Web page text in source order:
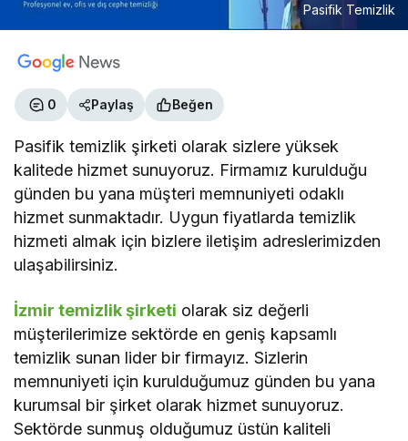
Pasifik Temizlik
0 Paylaş Beğen
Pasifik temizlik şirketi olarak sizlere yüksek
kalitede hizmet sunuyoruz. Firmamız kurulduğu
günden bu yana müşteri memnuniyeti odaklı
hizmet sunmaktadır. Uygun fiyatlarda temizlik
hizmeti almak için bizlere iletişim adreslerimizden
ulaşabilirsiniz.
İzmir temizlik şirketi olarak siz değerli
müşterilerimize sektörde en geniş kapsamlı
temizlik sunan lider bir firmayız. Sizlerin
memnuniyeti için kurulduğumuz günden bu yana
kurumsal bir şirket olarak hizmet sunuyoruz.
Sektörde sunmuş olduğumuz üstün kaliteli